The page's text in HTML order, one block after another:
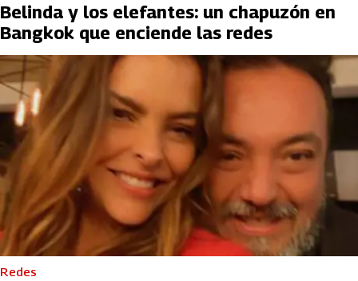
Belinda y los elefantes: un chapuzón en
Bangkok que enciende las redes
Redes